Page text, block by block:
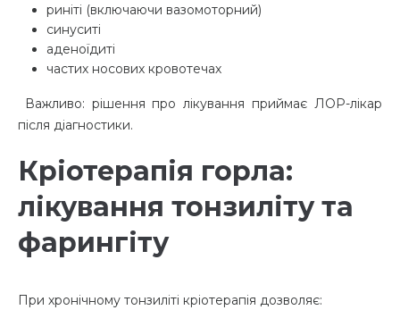
риніті (включаючи вазомоторний)
синуситі
аденоїдиті
частих носових кровотечах
Важливо: рішення про лікування приймає ЛОР-лікар
після діагностики.
Кріотерапія горла:
лікування тонзиліту та
фарингіту
При хронічному тонзиліті кріотерапія дозволяє: